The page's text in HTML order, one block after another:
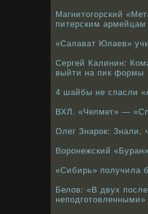
Магнитогорский
питерским армейцам
«Салават Юлаев»
Сергей Калинин:
выйти на пик формы
4 шайбы не спасли
ВХЛ. «Челмет» —
Олег Знарок: Знали,
Воронежский
«Сибирь» получила
Белов: «В двух
неподготовленными»